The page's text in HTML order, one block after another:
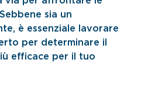
sia un
è essenziale lavorare
per determinare il
efficace per il tuo